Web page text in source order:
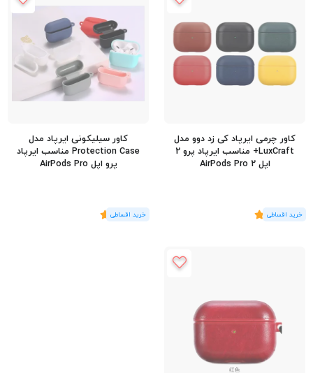
کاور چرمی ایرپاد کی زد دوو مدل
LuxCraft+ مناسب ایرپاد پرو 2
اپل AirPods Pro 2
(2 رای)
5
کاور سیلیکونی ایرپاد مدل
Protection Case مناسب ایرپاد
پرو اپل AirPods Pro
(1رای)
5